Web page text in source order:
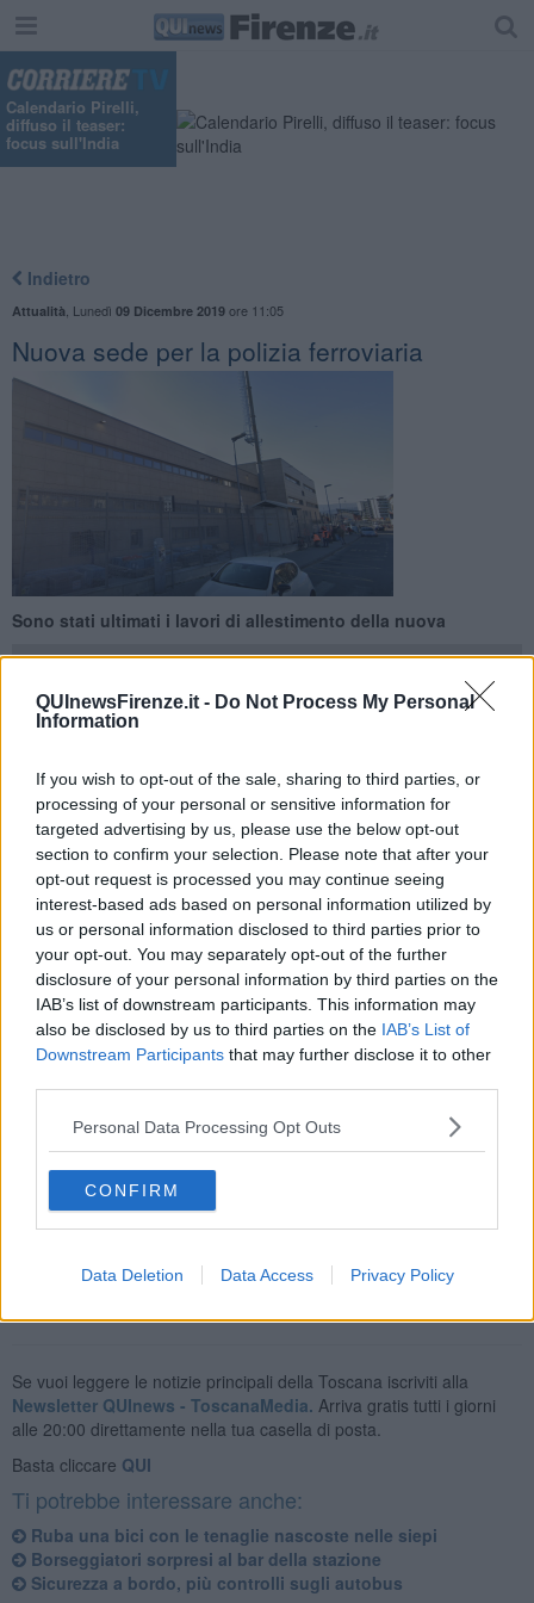
QUInewsFirenze.it - Do Not Process My Personal
Information
If you wish to opt-out of the sale, sharing to third parties, or
processing of your personal or sensitive information for
targeted advertising by us, please use the below opt-out
section to confirm your selection. Please note that after your
opt-out request is processed you may continue seeing
interest-based ads based on personal information utilized by
us or personal information disclosed to third parties prior to
your opt-out. You may separately opt-out of the further
disclosure of your personal information by third parties on the
IAB’s list of downstream participants. This information may
also be disclosed by us to third parties on the IAB’s List of
Downstream Participants that may further disclose it to other
Personal Data Processing Opt Outs
CONFIRM
Data Deletion Data Access Privacy Policy
Calendario Pirelli,
diffuso il teaser:
focus sull'India
Indietro
Attualità Lunedì 09 Dicembre 2019ore 11:05
Nuova sede per la polizia ferroviaria
Sono stati ultimati i lavori di allestimento della nuova
FIRENZE —E' fissata per Mercoledì 11 dicembre in via Renato
Fantoni l'inaugurazione della nuova caserma Emanuele Petri, alla
presenza del Capo della Polizia e direttore generale della pubblica
sicurezza, Prefetto Franco Gabrielli. Il presidente del Consiglio
comunale Luca Milani rappresenterà l'amministrazione comunale.
La cerimonia sarà presieduta dal dirigente del compartimento di
polizia ferroviaria di Firenze Francesca Monaldi.
Emanuele Petri è l'agente della Polfer rimasto ucciso dalle Brigate
Rosse il 2 marzo del 2003 durante un servizio di scorta viaggiatori
sul treno Roma - Firenze ed è stato insignito della medaglia d'oro al
valore civile alla memoria.
Nel marzo del 2005 in occasione del secondo anniversario della
morte del Sovrintendente Capo della Polizia di Stato si era tenuta a
Firenze la cerimonia di intitolazione della Caserma della Polizia
Ferroviaria di Porta al Prato con un monumento commemorativo
realizzato dallo scultore Paolo Bacchis.
Se vuoi leggere le notizie principali della Toscana iscriviti alla
Newsletter QUInews - ToscanaMedia. Arriva gratis tutti i giorni
alle 20:00 direttamente nella tua casella di posta.
Basta cliccare QUI
Ti potrebbe interessare anche:
Ruba una bici con le tenaglie nascoste nelle siepi
Borseggiatori sorpresi al bar della stazione
Sicurezza a bordo, più controlli sugli autobus